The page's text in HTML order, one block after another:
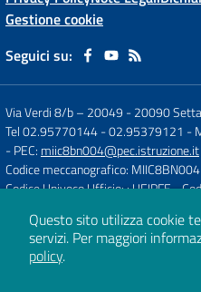
Gestione cookie
Seguici su:
Via Verdi 8/b – 20049 -20090
Tel 02.95770144 - 02.95379121 -
- PEC: miic8bn004@pec.istruzione.it
Codice meccanografico: MIIC8BN004
Codice Univoco Ufficio: : UFJPFE-
Questo sito utilizza cookie
servizi. Per maggiori
policy.